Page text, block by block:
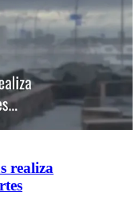
Nacional de
realiza